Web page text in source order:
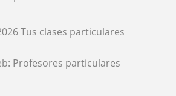
Tus clases particulares
Profesores particulares